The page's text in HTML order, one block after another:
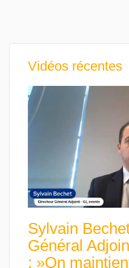
Vidéos récentes
Sylvain
Général
: »On